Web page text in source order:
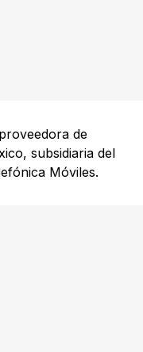
de
subsidiaria del
Móviles.